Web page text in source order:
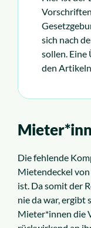
sich nach
sollen. Eine
den Artikeln
Die fehlende
Mietendeckel
ist. Da somit der
nie da war, ergibt
Mieter*innen die